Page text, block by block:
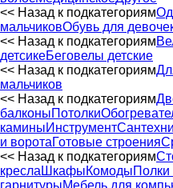
<< Назад к подкатегориям
мальчиковОбувь для
<< Назад к подкатегориям
детсикеБеговелы детские
<< Назад к подкатегориям
мальчиков
<< Назад к подкатегориям
балконыПотолки
каминыИнструмент
и воротаГотовые строения
<< Назад к подкатегориям
кресла ШкафыКомодыПолки
гарнитурыМебель для